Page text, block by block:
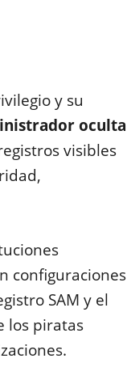
y su
oculta
visibles
configuraciones
SAM y el
los piratas